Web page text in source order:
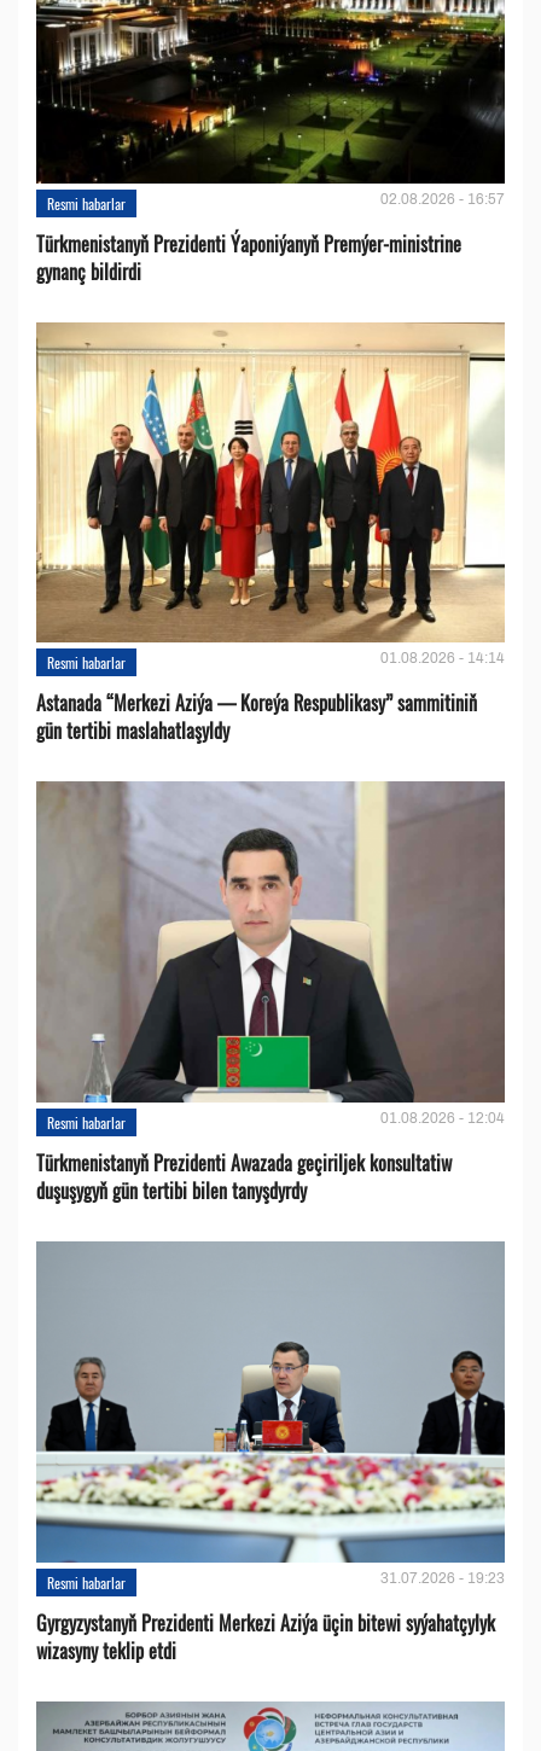
Resmi habarlar 02.08.2026 - 16:57
Türkmenistanyň Prezidenti Ýaponiýanyň Premýer-ministrine
gynanç bildirdi
Resmi habarlar 01.08.2026 - 14:14
Astanada “Merkezi Aziýa — Koreýa Respublikasy” sammitiniň
gün tertibi maslahatlaşyldy
Resmi habarlar 01.08.2026 - 12:04
Türkmenistanyň Prezidenti Awazada geçiriljek konsultatiw
duşuşygyň gün tertibi bilen tanyşdyrdy
Resmi habarlar 31.07.2026 - 19:23
Gyrgyzystanyň Prezidenti Merkezi Aziýa üçin bitewi syýahatçylyk
wizasyny teklip etdi